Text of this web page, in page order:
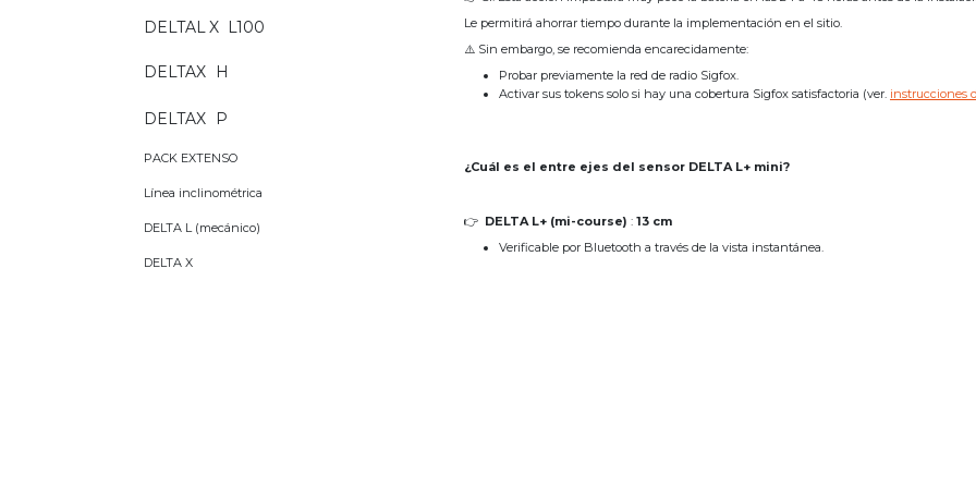
DELTALX L100
DELTAX H
DELTAX P
PACK EXTENSO
Línea inclinométrica
DELTA L (mecánico)
DELTA X
Le permitirá ahorrar tiempo durante la implementación en el sitio.
⚠️ Sin embargo, se recomienda encarecidamente:
Probar previamente la red de radio Sigfox.
Activar sus tokens solo si hay una cobertura Sigfox satisfactoria (ver. instrucciones
¿Cuál es el entre ejes del sensor DELTA L+ mini?
👉 DELTA L+ (mi-course) : 13 cm
Verificable por Bluetooth a través de la vista instantánea.